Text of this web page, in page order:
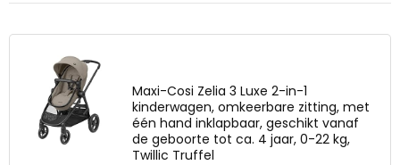
Maxi-Cosi Zelia 3 Luxe 2-in-1
kinderwagen, omkeerbare zitting, met
één hand inklapbaar, geschikt vanaf
de geboorte tot ca. 4 jaar, 0-22 kg,
Twillic Truffel